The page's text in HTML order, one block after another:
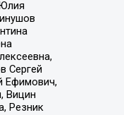
Сергей
Ефимович,
Вицин
Резник